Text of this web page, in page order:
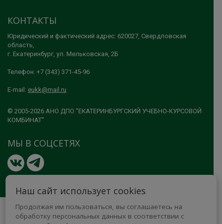
КОНТАКТЫ
Юридический и фактический адрес: 620027, Свердловская
область,
г. Екатеринбург, ул. Мельковская, 2Б
Телефон: +7 (343) 371-45-96
E-mail: eukk@mail.ru
© 2005-2026 АНО ДПО "ЕКАТЕРИНБУРГСКИЙ УЧЕБНО-КУРСОВОЙ
КОМБИНАТ"
МЫ В СОЦСЕТЯХ
Наш сайт использует cookies
Продолжая им пользоваться, вы соглашаетесь на
обработку персональных данных в соответствии с